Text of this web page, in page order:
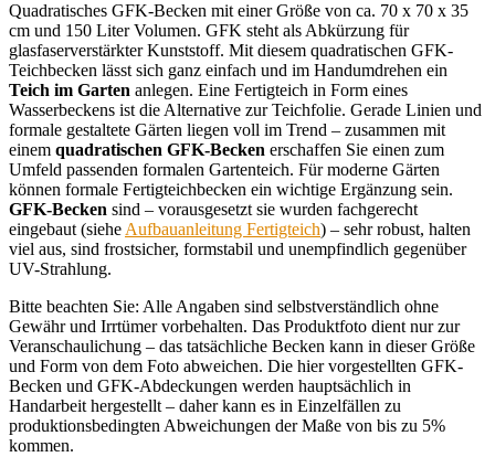
Quadratisches GFK-Becken mit einer Größe von ca. 70 x 70 x 35
cm und 150 Liter Volumen. GFK steht als Abkürzung für
glasfaserverstärkter Kunststoff. Mit diesem quadratischen GFK-
Teichbecken lässt sich ganz einfach und im Handumdrehen ein
Teich im Garten anlegen. Eine Fertigteich in Form eines
Wasserbeckens ist die Alternative zur Teichfolie. Gerade Linien und
formale gestaltete Gärten liegen voll im Trend – zusammen mit
einem quadratischen GFK-Becken erschaffen Sie einen zum
Umfeld passenden formalen Gartenteich. Für moderne Gärten
können formale Fertigteichbecken ein wichtige Ergänzung sein.
GFK-Becken sind – vorausgesetzt sie wurden fachgerecht
eingebaut (siehe Aufbauanleitung Fertigteich) – sehr robust, halten
viel aus, sind frostsicher, formstabil und unempfindlich gegenüber
UV-Strahlung.
Bitte beachten Sie: Alle Angaben sind selbstverständlich ohne
Gewähr und Irrtümer vorbehalten. Das Produktfoto dient nur zur
Veranschaulichung – das tatsächliche Becken kann in dieser Größe
und Form von dem Foto abweichen. Die hier vorgestellten GFK-
Becken und GFK-Abdeckungen werden hauptsächlich in
Handarbeit hergestellt – daher kann es in Einzelfällen zu
produktionsbedingten Abweichungen der Maße von bis zu 5%
kommen.